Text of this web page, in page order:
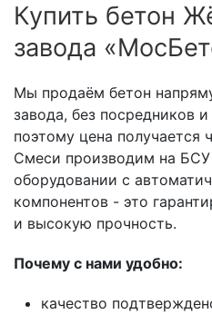
Купить бетон
завода
Мы продаём бетон
завода, без посредников
поэтому цена получается
Смеси производим на
оборудовании с
компонентов - это
и высокую прочность.
Почему с нами удобно:
качество